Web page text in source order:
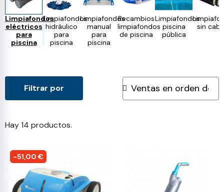
Limpiafondos
eléctricos
para
piscina
Limpiafondos
hidráulico
para
piscina
Limpiafondos
manual
para
piscina
Recambios
limpiafondos
de piscina
Limpiafondos
piscina
pública
sin
Hay 14 productos.
Filtrar por
-51,00 €